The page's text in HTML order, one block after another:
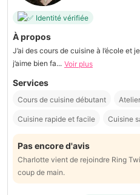
Identité vérifiée
À propos
J’ai des cours de cuisine à l’école et
j’aime bien fa... Voir plus
Services
Cours de cuisine débutant
Cuisine rapide et facile Cuisine
Pas encore d'avis
Charlotte vient de rejoindre Ring
coup de main.